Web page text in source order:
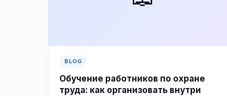
BLOG
Обучение работников по охране
труда: как организовать внутри